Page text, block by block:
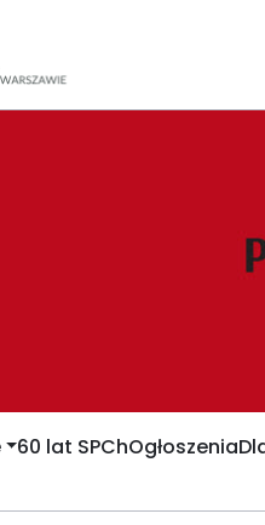
60 lat SPChOgłoszenia